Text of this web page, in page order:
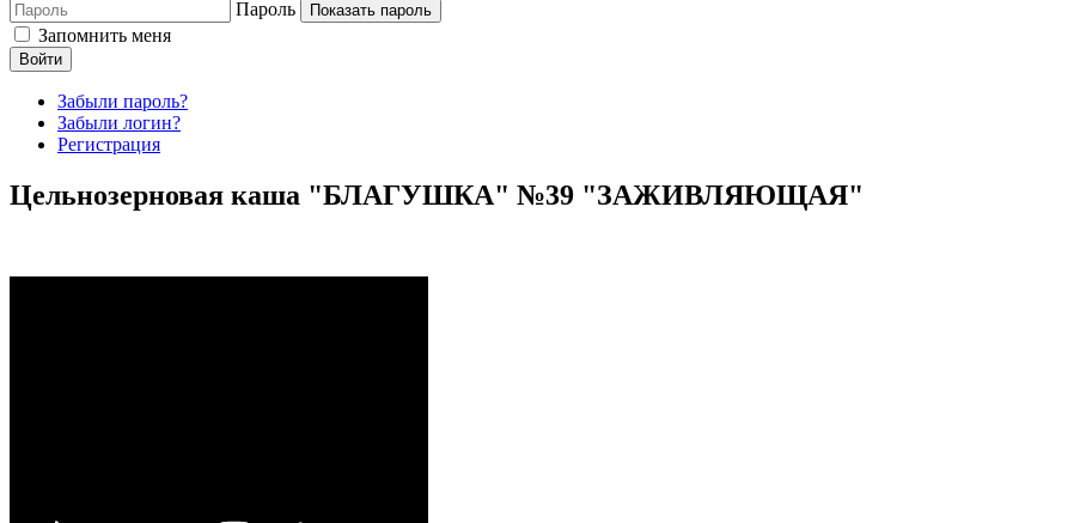
Пароль
Показать пароль
Запомнить меня
Войти
Забыли пароль?
Забыли логин?
Регистрация
Цельнозерновая каша "БЛАГУШКА" №39 "ЗАЖИВЛЯЮЩАЯ"